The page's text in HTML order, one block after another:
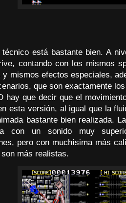
técnico está bastante bien. A
contando con los mismos
y mismos efectos especiales,
que son exactamente
hay que decir que el
esta versión, al igual que la
bastante bien realizada.
con un sonido muy
pero con muchísima más
más realistas.